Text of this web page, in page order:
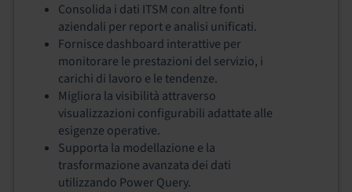
Consolida i dati ITSM con altre fonti
aziendali per report e analisi unificati.
Fornisce dashboard interattive per
monitorare le prestazioni del servizio, i
carichi di lavoro e le tendenze.
Migliora la visibilità attraverso
visualizzazioni configurabili adattate alle
esigenze operative.
Supporta la modellazione e la
trasformazione avanzata dei dati
utilizzando Power Query.